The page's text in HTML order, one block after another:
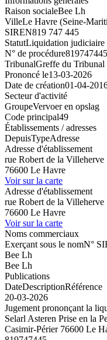
Raison socialeBee Lh
VilleLe Havre (Seine-
SIREN819 747 445
StatutLiquidation judiciaire
N° de procédure819747445
TribunalGreffe du Tribunal
Prononcé le13-03-2026
Date de création01-04-
Secteur d'activité
GroupeVervoer en opslag
Code principal49
Établissements / adresses
DepuisTypeAdresse
Adresse d'établissement
rue Robert de la Villeherve
76600 Le Havre
Voir sur la carte
Adresse d'établissement
rue Robert de la Villeherve
76600 Le Havre
Voir sur la carte
Noms commerciaux
Exerçant sous le nomN°
Bee Lh
Bee Lh
Publications
DateDescriptionRéférence
20-03-2026
Jugement prononçant la
Selarl Asteren Prise en la
Casimir-Périer 76600 Le